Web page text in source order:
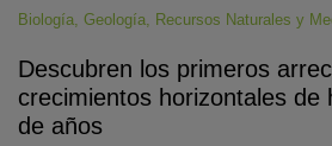
Biología, Geología, Recursos Naturales y
Descubren los primeros
crecimientos horizontales de
de años